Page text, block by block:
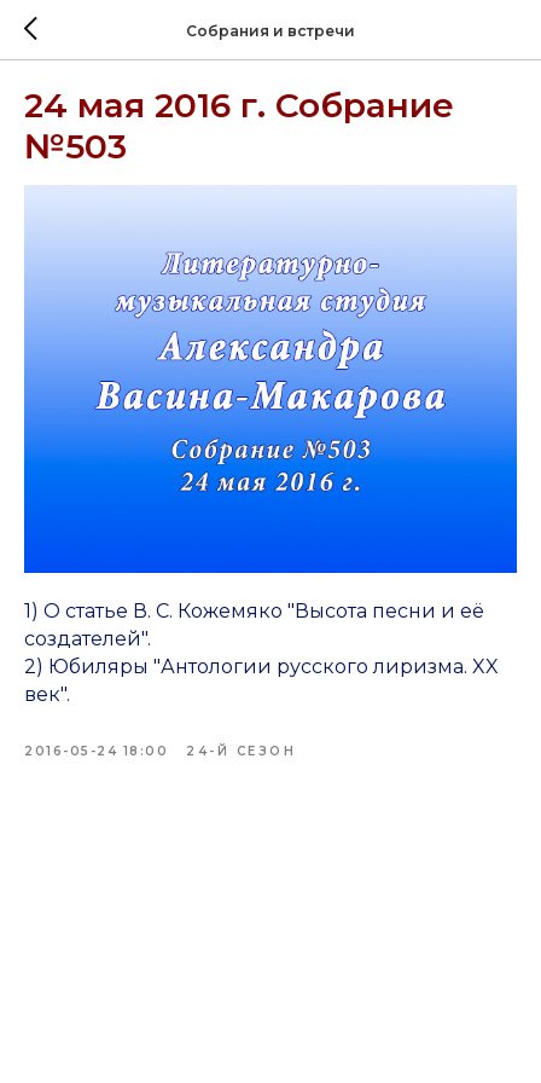
Собрания и встречи
24 мая 2016 г. Собрание
№503
1) О статье В. С. Кожемяко "Высота песни и её
создателей".
2) Юбиляры "Антологии русского лиризма. XX
век".
2016-05-24 18:00 24-Й СЕЗОН